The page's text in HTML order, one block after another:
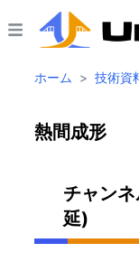
ホーム > 技術資
熱間成形
チャン
延)